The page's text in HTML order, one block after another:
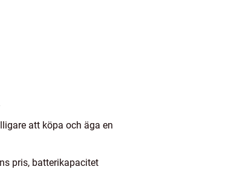
att köpa och äga en
pris, batterikapacitet